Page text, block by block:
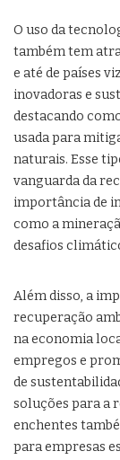
O uso da
também tem
e até de países
inovadoras e
destacando
usada para
naturais. Esse
vanguarda da
importância de
como a
desafios
Além disso, a
recuperação
na economia
empregos e
de
soluções para a
enchentes
para empresas